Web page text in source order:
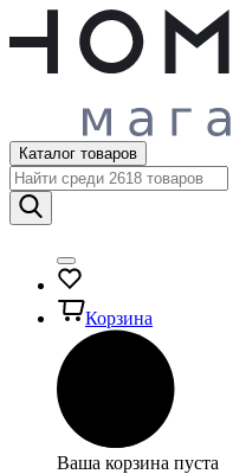
Каталог товаров
Корзина
Ваша корзина пуста